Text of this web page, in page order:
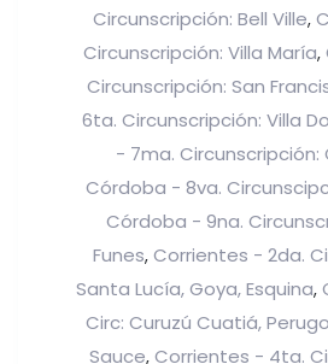
Circunscripción: Bell Ville,
Circunscripción: Villa María,
Circunscripción: San
6ta. Circunscripción: Villa
- 7ma. Circunscripción:
Córdoba - 8va.
Córdoba - 9na.
Funes, Corrientes - 2da.
Santa Lucía, Goya, Esquina,
Circ: Curuzú Cuatiá,
Sauce, Corrientes - 4ta.